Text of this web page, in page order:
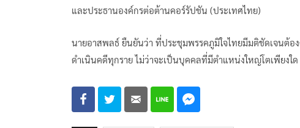
และประธานองค์กรต่อต้านคอร์รัปชัน (ประเทศไทย)
นายอาสพลธ์ ยืนยันว่า ที่ประชุมพรรคภูมิใจไทยมีมติชัดเจนต้
ดำเนินคดีทุกราย ไม่ว่าจะเป็นบุคคลที่มีตำแหน่งใหญ่โตเพียงใ